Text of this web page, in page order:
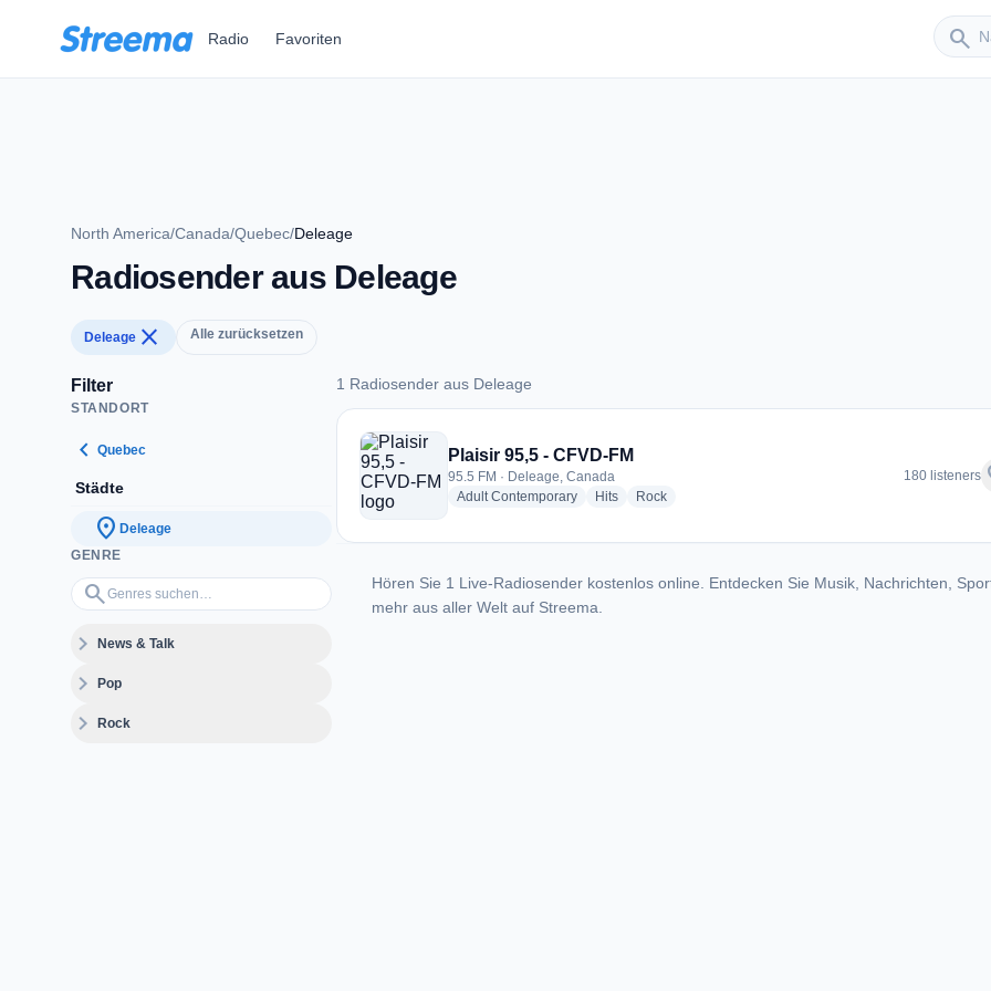
Radio Favoriten search
Sender
North America/Canada/Quebec/Deleage
Radiosender aus Deleage
Deleage close Alle zurücksetzen
Filter
STANDORT
chevron_left Quebec
Städte
location_on Deleage
GENRE
search
Genres suchen…
expand_moreNews & Talk
expand_morePop
expand_moreRock
1 Radiosender aus Deleage
1 Radiosender aus Deleage
Plaisir 95,5 - CFVD-FM
95.5 FM · Deleage, Canada
Adult Contemporaryradio stations
Hitsradio stations
Rockradio stations
180 listeners
Hören Sie 1 Live-Radiosender kostenlos online. Entdecken Sie Musik, Nachrichten,
mehr aus aller Welt auf Streema.